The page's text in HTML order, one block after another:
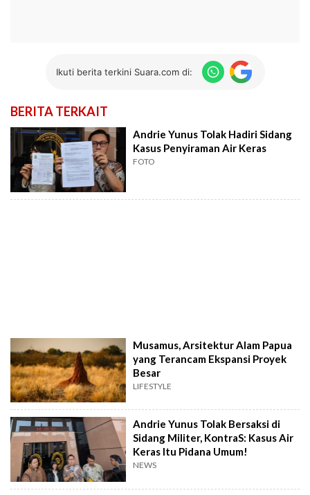
Ikuti berita terkini Suara.com di:
BERITA TERKAIT
Andrie Yunus Tolak Hadiri Sidang
Kasus Penyiraman Air Keras
FOTO
Musamus, Arsitektur Alam Papua
yang Terancam Ekspansi Proyek
Besar
LIFESTYLE
Andrie Yunus Tolak Bersaksi di
Sidang Militer, KontraS: Kasus Air
Keras Itu Pidana Umum!
NEWS